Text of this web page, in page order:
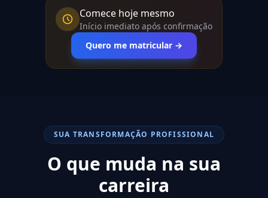
Comece hoje mesmo
Início imediato após confirmação
Quero me matricular →
SUA TRANSFORMAÇÃO PROFISSIONAL
O que muda na sua
carreira